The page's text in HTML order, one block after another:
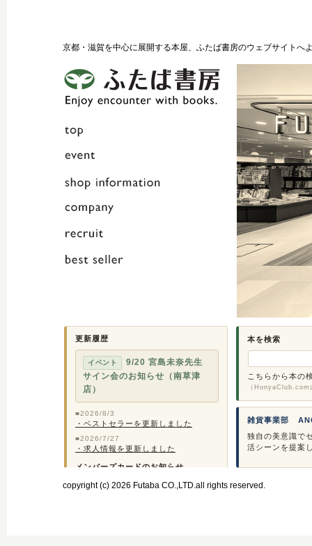
京都・滋賀を中心に展開する本屋、ふたば書房のウェブサイトへ
本を検索
こちらから本の
（HonyaClub.com
雑貨事業部
独自の美意識で
活シーンを提案
copyright (c) 2026 Futaba CO.,LTD.all rights reserved.